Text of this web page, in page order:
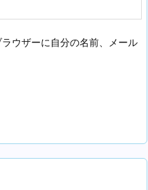
ウザーに自分の名前、メール